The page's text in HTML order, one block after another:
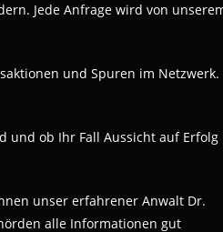
Jede Anfrage wird von
und Spuren im Netzwerk.
und ob Ihr Fall Aussicht auf Erfolg
unser erfahrener Anwalt Dr.
alle Informationen gut